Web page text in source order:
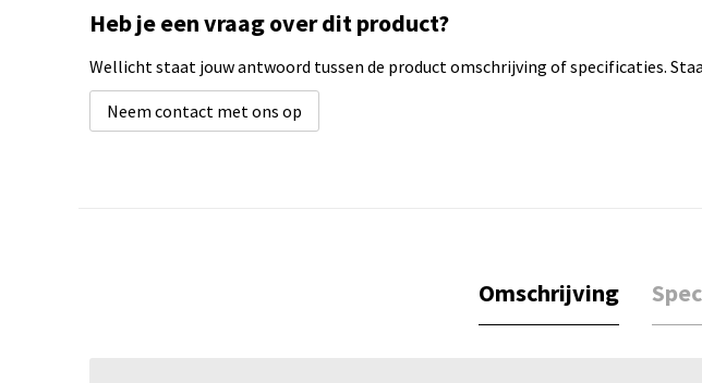
Heb je een vraag over dit product?
Wellicht staat jouw antwoord tussen de product omschrijving of specificaties.
Neem contact met ons op
Omschrijving